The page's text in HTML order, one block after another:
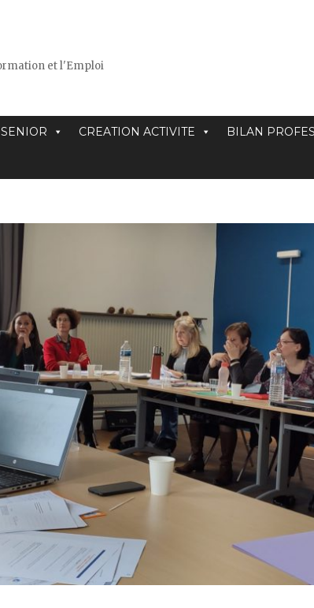
et l'Emploi
CREATION ACTIVITE BILAN